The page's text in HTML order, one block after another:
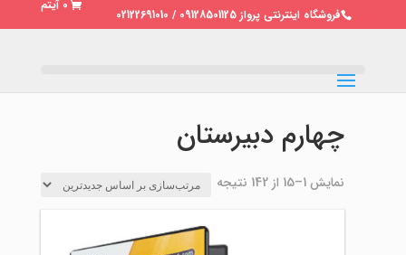
فروشگاه اینترنتی پرواز 09128501125 / 02122691010
0 آیتم
چهارم دبیرستان
نمایش 1–15 از 142 نتیجه
مرتب‌سازی
اساس
جدیدترین